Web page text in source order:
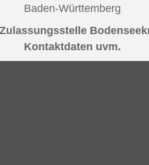
Baden-Württemberg
Kontaktdaten uvm.